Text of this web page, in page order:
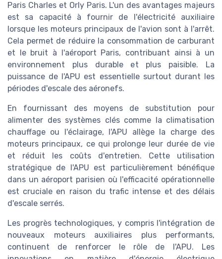
Paris Charles et Orly Paris. L'un des avantages majeurs
est sa capacité à fournir de l'électricité auxiliaire
lorsque les moteurs principaux de l'avion sont à l'arrêt.
Cela permet de réduire la consommation de carburant
et le bruit à l'aéroport Paris, contribuant ainsi à un
environnement plus durable et plus paisible. La
puissance de l'APU est essentielle surtout durant les
périodes d'escale des aéronefs.
En fournissant des moyens de substitution pour
alimenter des systèmes clés comme la climatisation
chauffage ou l'éclairage, l'APU allège la charge des
moteurs principaux, ce qui prolonge leur durée de vie
et réduit les coûts d'entretien. Cette utilisation
stratégique de l'APU est particulièrement bénéfique
dans un aéroport parisien où l'efficacité opérationnelle
est cruciale en raison du trafic intense et des délais
d'escale serrés.
Les progrès technologiques, y compris l'intégration de
nouveaux moteurs auxiliaires plus performants,
continuent de renforcer le rôle de l'APU. Les